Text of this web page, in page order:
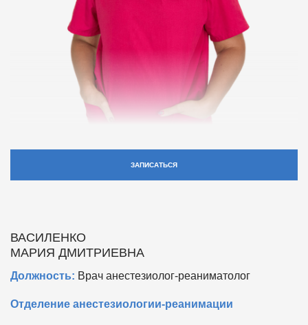
ЗАПИСАТЬСЯ
ВАСИЛЕНКО
МАРИЯ ДМИТРИЕВНА
Должность: Врач анестезиолог-реаниматолог
Отделение анестезиологии-реанимации